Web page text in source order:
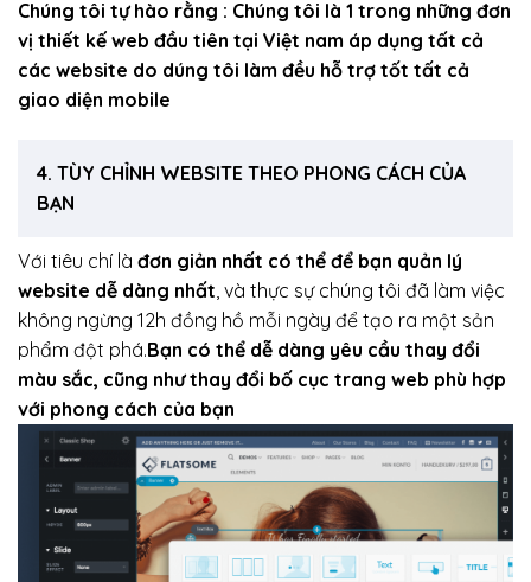
Chúng tôi tự hào rằng : Chúng tôi là 1 trong những đơn
vị thiết kế web đầu tiên tại Việt nam áp dụng tất cả
các website do dúng tôi làm đều hỗ trợ tốt tất cả
giao diện mobile
4. TÙY CHỈNH WEBSITE THEO PHONG CÁCH CỦA
BẠN
Với tiêu chí là đơn giản nhất có thể để bạn quản lý
website dễ dàng nhất , và thực sự chúng tôi đã làm việc
không ngừng 12h đồng hồ mỗi ngày để tạo ra một sản
phẩm đột phá.Bạn có thể dễ dàng yêu cầu thay đổi
màu sắc, cũng như thay đổi bố cục trang web phù hợp
với phong cách của bạn